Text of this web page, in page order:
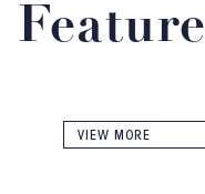
Feature
VIEW MORE